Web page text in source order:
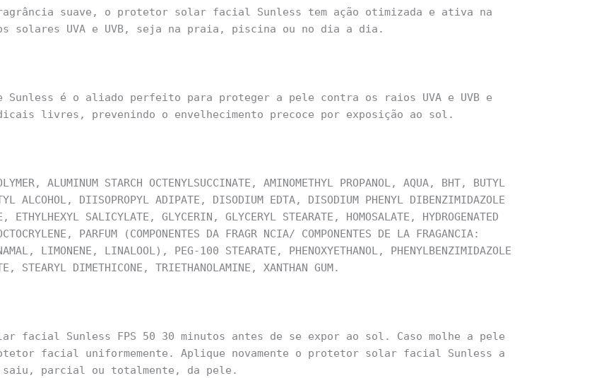
fragrância suave, o protetor solar facial Sunless tem ação otimizada e ativa na
solares UVA e UVB, seja na praia, piscina ou no dia a dia.
Sunless é o aliado perfeito para proteger a pele contra os raios UVA e UVB e
livres, prevenindo o envelhecimento precoce por exposição ao sol.
ALUMINUM STARCH OCTENYLSUCCINATE, AMINOMETHYL PROPANOL, AQUA, BHT, BUTYL
ALCOHOL, DIISOPROPYL ADIPATE, DISODIUM EDTA, DISODIUM PHENYL DIBENZIMIDAZOLE
ETHYLHEXYL SALICYLATE, GLYCERIN, GLYCERYL STEARATE, HOMOSALATE, HYDROGENATED
PARFUM (COMPONENTES DA FRAGR NCIA/ COMPONENTES DE LA FRAGANCIA:
LIMONENE, LINALOOL), PEG-100 STEARATE, PHENOXYETHANOL, PHENYLBENZIMIDAZOLE
STEARYL DIMETHICONE, TRIETHANOLAMINE, XANTHAN GUM.
facial Sunless FPS 50 30 minutos antes de se expor ao sol. Caso molhe a pele
facial uniformemente. Aplique novamente o protetor solar facial Sunless a
saiu, parcial ou totalmente, da pele.